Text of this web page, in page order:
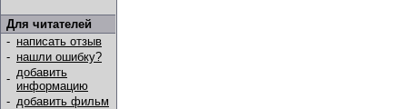
Для читателей
- написать отзыв
- нашли ошибку?
- добавить
информацию
- добавить фильм